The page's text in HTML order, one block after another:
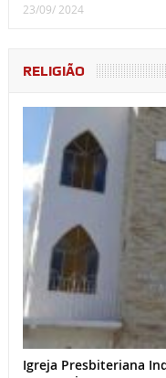
23/09/ 2024
RELIGIÃO
Igreja Presbiteriana